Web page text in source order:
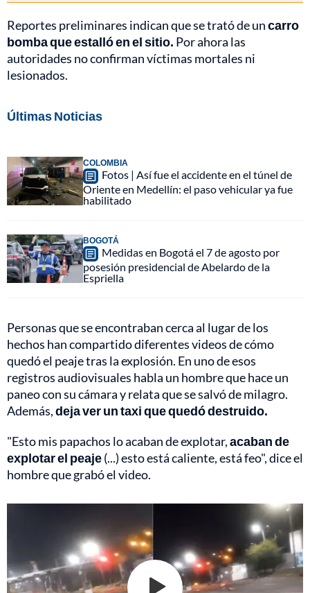
Reportes preliminares indican que se trató de uncarro
bomba que estalló en el sitio. Por ahora las
autoridades no confirman víctimas mortales ni
lesionados.
Últimas Noticias
COLOMBIA
Fotos | Así fue el accidente en el túnel de
Oriente en Medellín: el paso vehicular ya fue
habilitado
BOGOTÁ
Medidas en Bogotá el 7 de agosto por
posesión presidencial de Abelardo de la
Espriella
Personas que se encontraban cerca al lugar de los
hechos han compartido diferentes videos de cómo
quedó el peaje tras la explosión. En uno de esos
registros audiovisuales habla un hombre que hace un
paneo con su cámara y relata que se salvó de milagro.
Además,deja ver un taxi que quedó destruido.
"Esto mis papachos lo acaban de explotar,acaban de
explotar el peaje(...) esto está caliente, está feo", dice el
hombre que grabó el video.